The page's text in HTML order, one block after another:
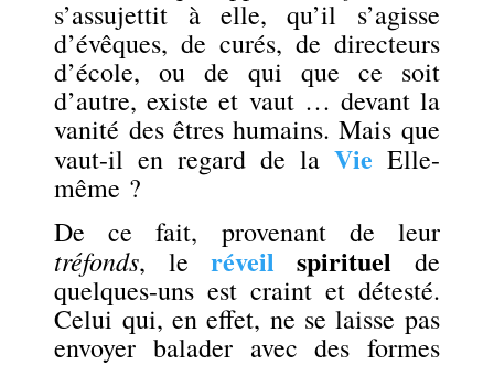
s’assujettit à elle, qu’il s’agisse
d’évêques, de curés, de directeurs
d’école, ou de qui que ce soit
d’autre, existe et vaut … devant la
vanité des êtres humains. Mais que
vaut-il en regard de la Vie Elle-
même ?
De ce fait, provenant de leur
tréfonds, le réveil spirituel de
quelques-uns est craint et détesté.
Celui qui, en effet, ne se laisse pas
envoyer balader avec des formes